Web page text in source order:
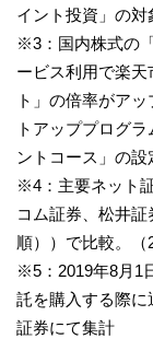
イント投資」の対
※3：国内株式の
ービス利用で楽
ト」の倍率がア
トアッププログ
ントコース」の設
※4：主要ネット
コム証券、松井
順））で比較。（
※5：2019年8月1
託を購入する際
証券にて集計